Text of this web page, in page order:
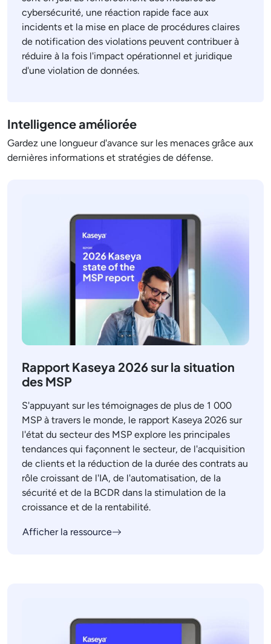
cybersécurité, une réaction rapide face aux
incidents et la mise en place de procédures claires
de notification des violations peuvent contribuer à
réduire à la fois l'impact opérationnel et juridique
d'une violation de données.
Intelligence améliorée
Gardez une longueur d'avance sur les menaces grâce aux
dernières informations et stratégies de défense.
Rapport Kaseya 2026 sur la situation
des MSP
S'appuyant sur les témoignages de plus de 1 000
MSP à travers le monde, le rapport Kaseya 2026 sur
l'état du secteur des MSP explore les principales
tendances qui façonnent le secteur, de l'acquisition
de clients et la réduction de la durée des contrats au
rôle croissant de l'IA, de l'automatisation, de la
sécurité et de la BCDR dans la stimulation de la
croissance et de la rentabilité.
Afficher la ressource